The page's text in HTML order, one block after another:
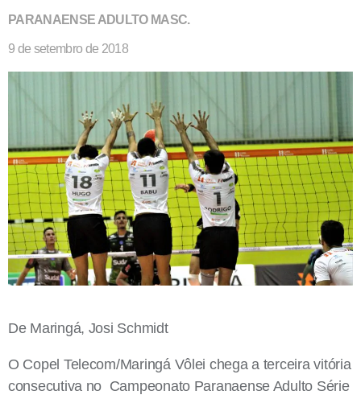
PARANAENSE ADULTO MASC.
9 de setembro de 2018
De Maringá, Josi Schmidt
O Copel Telecom/Maringá Vôlei chega a terceira vitória
consecutiva no Campeonato Paranaense Adulto Série